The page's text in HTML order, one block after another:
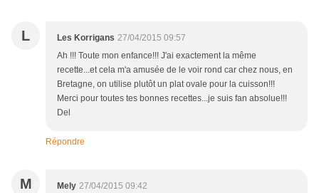
L Les Korrigans 27/04/2015 09:57
Ah !!! Toute mon enfance!!! J'ai exactement la même
recette...et cela m'a amusée de le voir rond car chez nous, en
Bretagne, on utilise plutôt un plat ovale pour la cuisson!!!
Merci pour toutes tes bonnes recettes...je suis fan absolue!!!
Del
Répondre
M Mely 27/04/2015 09:42